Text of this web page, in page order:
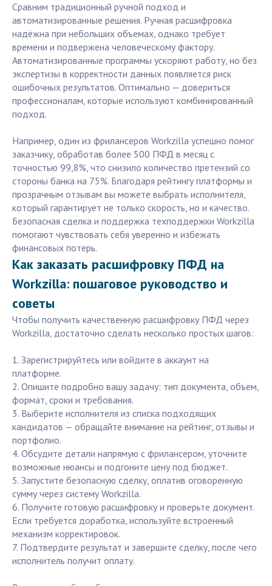
Сравним традиционный ручной подход и
автоматизированные решения. Ручная расшифровка
надёжна при небольших объемах, однако требует
времени и подвержена человеческому фактору.
Автоматизированные программы ускоряют работу, но без
экспертизы в корректности данных появляется риск
ошибочных результатов. Оптимально — довериться
профессионалам, которые используют комбинированный
подход.
Например, один из фрилансеров Workzilla успешно помог
заказчику, обработав более 500 ПФД в месяц с
точностью 99,8%, что снизило количество претензий со
стороны банка на 75%. Благодаря рейтингу платформы и
прозрачным отзывам вы можете выбрать исполнителя,
который гарантирует не только скорость, но и качество.
Безопасная сделка и поддержка техподдержки Workzilla
помогают чувствовать себя уверенно и избежать
финансовых потерь.
Как заказать расшифровку ПФД на
Workzilla: пошаговое руководство и
советы
Чтобы получить качественную расшифровку ПФД через
Workzilla, достаточно сделать несколько простых шагов:
1. Зарегистрируйтесь или войдите в аккаунт на
платформе.
2. Опишите подробно вашу задачу: тип документа, объем,
формат, сроки и требования.
3. Выберите исполнителя из списка подходящих
кандидатов — обращайте внимание на рейтинг, отзывы и
портфолио.
4. Обсудите детали напрямую с фрилансером, уточните
возможные нюансы и подгоните цену под бюджет.
5. Запустите безопасную сделку, оплатив оговоренную
сумму через систему Workzilla.
6. Получите готовую расшифровку и проверьте документ.
Если требуется доработка, используйте встроенный
механизм корректировок.
7. Подтвердите результат и завершите сделку, после чего
исполнитель получит оплату.